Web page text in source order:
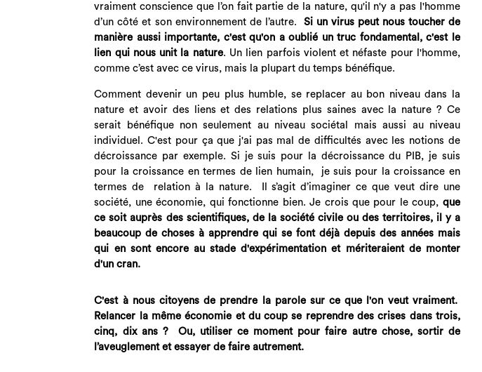
vraiment conscience que l’on fait partie de la nature, qu'il n'y a pas l'homme
d’un côté et son environnement de l’autre. Si un virus peut nous toucher de
manière aussi importante, c'est qu'on a oublié un truc fondamental, c'est le
lien qui nous unit la nature. Un lien parfois violent et néfaste pour l'homme,
comme c’est avec ce virus, mais la plupart du temps bénéfique.
Comment devenir un peu plus humble, se replacer au bon niveau dans la
nature et avoir des liens et des relations plus saines avec la nature ? Ce
serait bénéfique non seulement au niveau sociétal mais aussi au niveau
individuel. C'est pour ça que j'ai pas mal de difficultés avec les notions de
décroissance par exemple. Si je suis pour la décroissance du PIB, je suis
pour la croissance en termes de lien humain, je suis pour la croissance en
termes de relation à la nature. Il s’agit d’imaginer ce que veut dire une
société, une économie, qui fonctionne bien. Je crois que pour le coup, que
ce soit auprès des scientifiques, de la société civile ou des territoires, il y a
beaucoup de choses à apprendre qui se font déjà depuis des années mais
qui en sont encore au stade d'expérimentation et mériteraient de monter
d'un cran.
C'est à nous citoyens de prendre la parole sur ce que l'on veut vraiment.
Relancer la même économie et du coup se reprendre des crises dans trois,
cinq, dix ans ? Ou, utiliser ce moment pour faire autre chose, sortir de
l’aveuglement et essayer de faire autrement.